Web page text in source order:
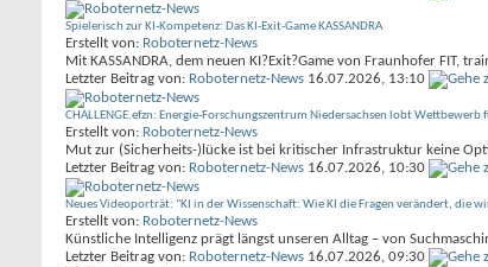
Spielerisch zur KI-Kompetenz: Das KI-Exit-Game KASSANDRA
Erstellt von: Roboternetz-News
Mit KASSANDRA, dem neuen KI?Exit?Game von Fraunhofer FIT,
Letzter Beitrag von: Roboternetz-News 16.07.2026, 13:10
CHALLENGE.efzn: Energie-Forschungszentrum Niedersachsen lobt Wettbewerb
Erstellt von: Roboternetz-News
Mut zur (Sicherheits-)lücke ist bei kritischer Infrastruktur keine
Letzter Beitrag von: Roboternetz-News 16.07.2026, 10:30
Neues Videoporträt: "KI in der Wissenschaft: Wie KI die Fragen verändert, die
Erstellt von: Roboternetz-News
Künstliche Intelligenz prägt längst unseren Alltag – von
Letzter Beitrag von: Roboternetz-News 16.07.2026, 09:30